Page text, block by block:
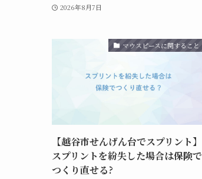
2026年8月7日
マウスピースに関すること
【越谷市せんげん台でスプリント】
スプリントを紛失した場合は保険で
つくり直せる?